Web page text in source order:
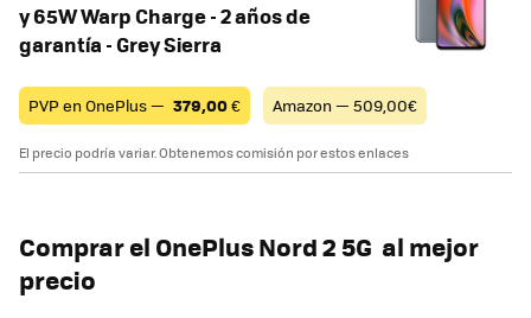
y 65W Warp Charge - 2 años de
garantía - Grey Sierra
PVP en OnePlus — 379,00€ Amazon — 509,00€
El precio podría variar. Obtenemos comisión por estos enlaces
Comprar el OnePlus Nord 2 5G al mejor
precio